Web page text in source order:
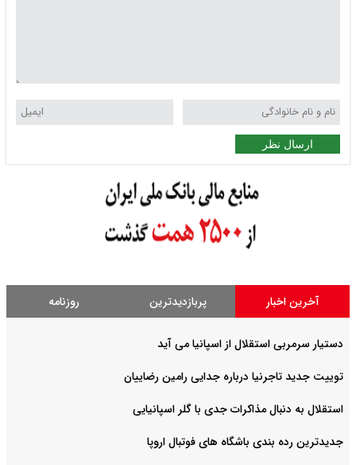
ارسال نظر
آخرین اخبار پربازدیدترین روزنامه
دستیار سرمربی استقلال از اسپانیا می آید
توییت جدید تاجرنیا درباره جدایی رامین رضاییان
استقلال به دنبال مذاکرات جدی با گلر اسپانیایی
جدیدترین رده بندی باشگاه های فوتبال اروپا